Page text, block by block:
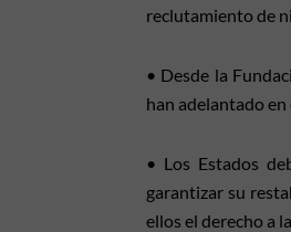
reclutamiento de
• Desde la
han adelantado
• Los Estados
garantizar su
ellos el derecho a